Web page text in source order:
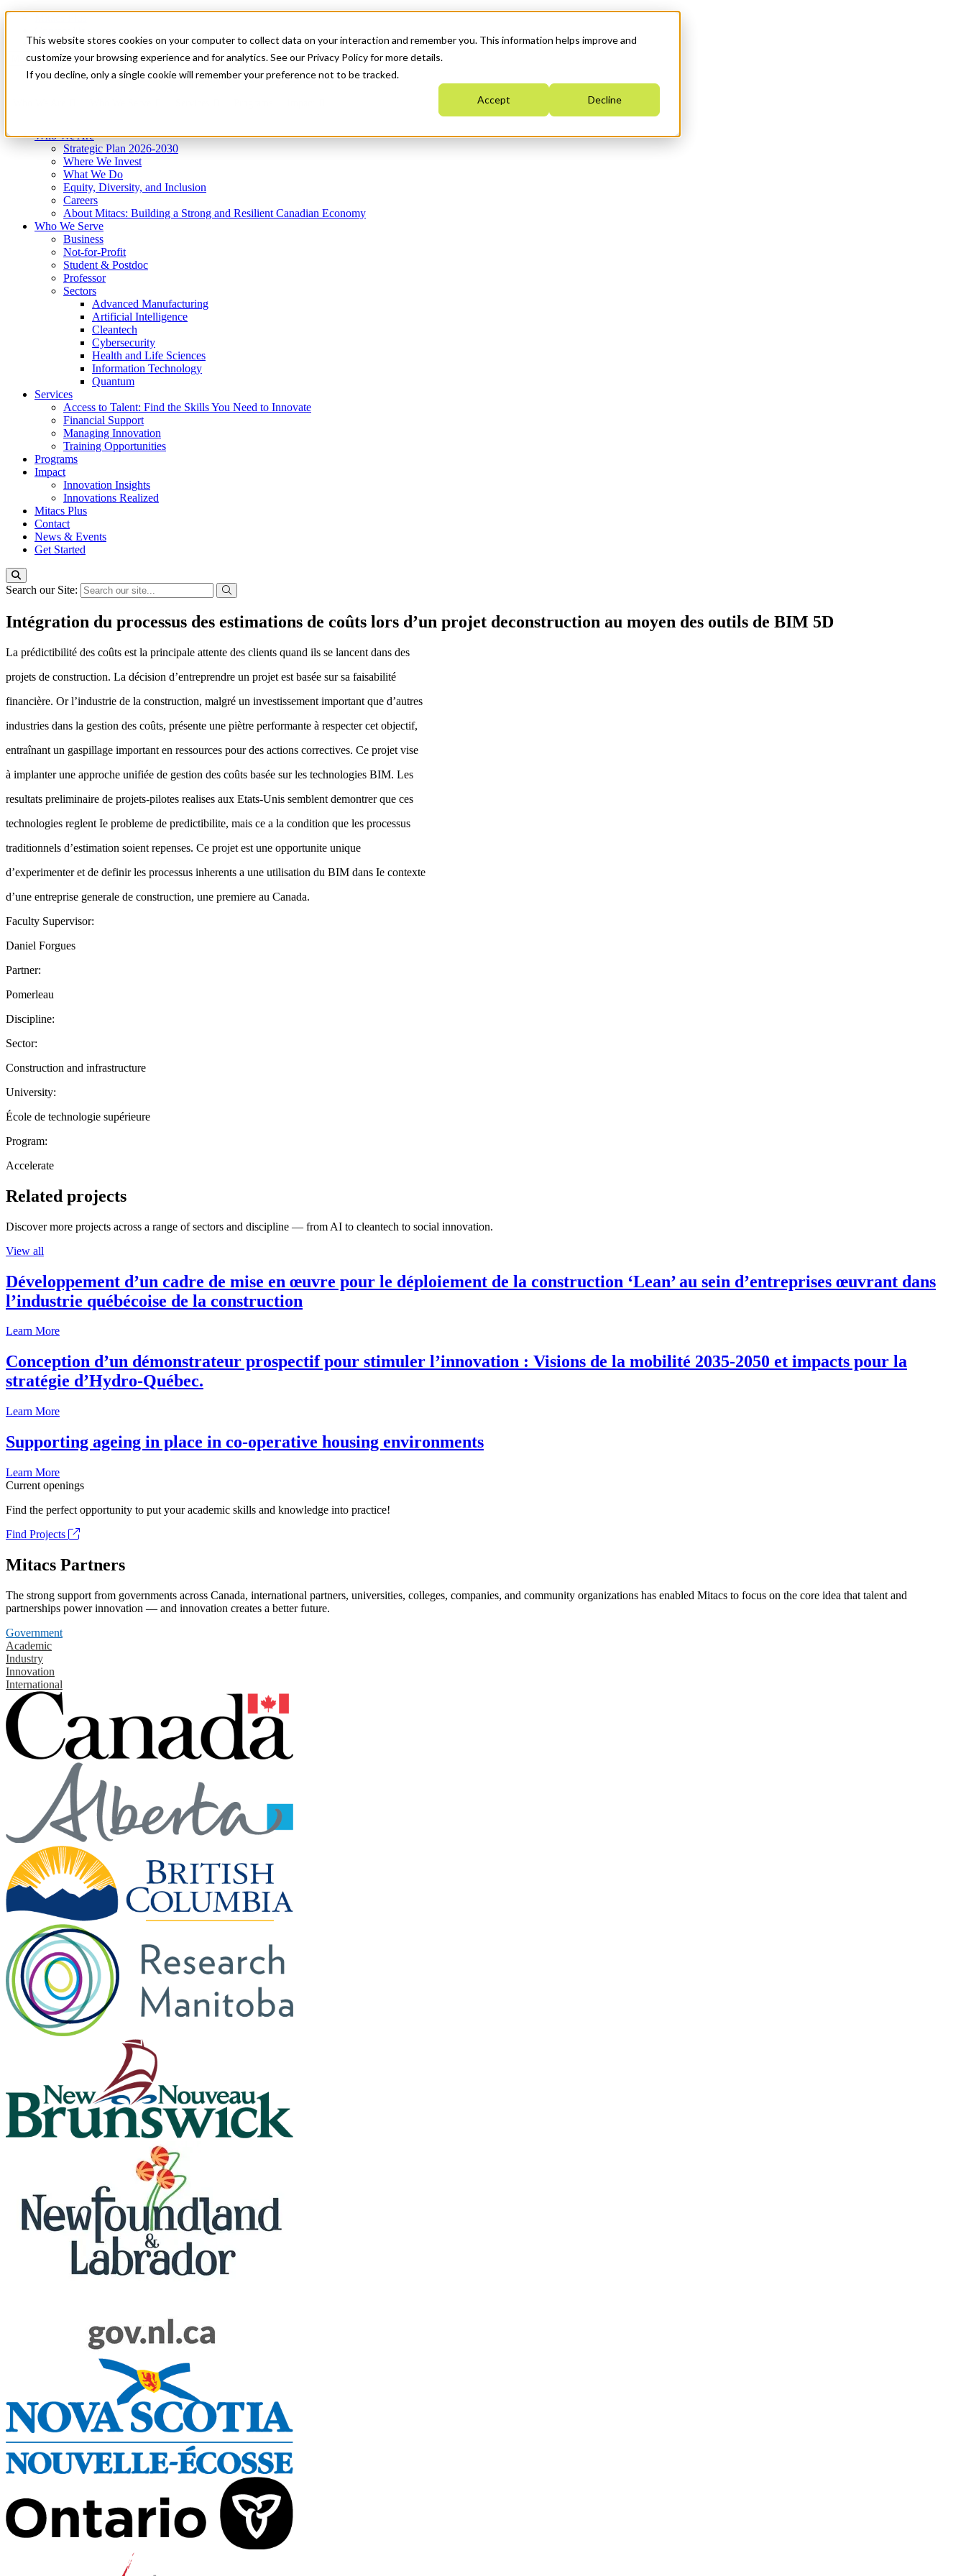
This website stores cookies on your computer to collect data on your interaction and remember you. This information helps improve and
customize your browsing experience and for analytics. See our Privacy Policy for more details.
If you decline, only a single cookie will remember your preference not to be tracked.
Accept Decline
News & Events
Get Started
Menu
Who We Are
Strategic Plan 2026-2030
Where We Invest
What We Do
Equity, Diversity, and Inclusion
Careers
About Mitacs: Building a Strong and Resilient Canadian Economy
Who We Serve
Business
Not-for-Profit
Student & Postdoc
Professor
Sectors
Advanced Manufacturing
Artificial Intelligence
Cleantech
Cybersecurity
Health and Life Sciences
Information Technology
Quantum
Services
Access to Talent: Find the Skills You Need to Innovate
Financial Support
Managing Innovation
Training Opportunities
Programs
Impact
Innovation Insights
Innovations Realized
Mitacs Plus
Contact
News & Events
Get Started
Search our Site:
Intégration du processus des estimations de coûts lors d’un projet deconstruction au moyen des outils de BIM 5D
La prédictibilité des coûts est la principale attente des clients quand ils se lancent dans des
projets de construction. La décision d’entreprendre un projet est basée sur sa faisabilité
financière. Or l’industrie de la construction, malgré un investissement important que d’autres
industries dans la gestion des coûts, présente une piètre performante à respecter cet objectif,
entraînant un gaspillage important en ressources pour des actions correctives. Ce projet vise
à implanter une approche unifiée de gestion des coûts basée sur les technologies BIM. Les
resultats preliminaire de projets-pilotes realises aux Etats-Unis semblent demontrer que ces
technologies reglent Ie probleme de predictibilite, mais ce a la condition que les processus
traditionnels d’estimation soient repenses. Ce projet est une opportunite unique
d’experimenter et de definir les processus inherents a une utilisation du BIM dans Ie contexte
d’une entreprise generale de construction, une premiere au Canada.
Faculty Supervisor:
Daniel Forgues
Partner:
Pomerleau
Discipline:
Sector:
Construction and infrastructure
University:
École de technologie supérieure
Program:
Accelerate
Related projects
Discover more projects across a range of sectors and discipline — from AI to cleantech to social innovation.
View all
Développement d’un cadre de mise en œuvre pour le déploiement de la construction ‘Lean’ au sein d’entreprises œuvrant dans
l’industrie québécoise de la construction
Learn More
Conception d’un démonstrateur prospectif pour stimuler l’innovation : Visions de la mobilité 2035-2050 et impacts pour la
stratégie d’Hydro-Québec.
Learn More
Supporting ageing in place in co-operative housing environments
Learn More
Current openings
Find the perfect opportunity to put your academic skills and knowledge into practice!
Find Projects
Mitacs Partners
The strong support from governments across Canada, international partners, universities, colleges, companies, and community organizations has enabled Mitacs to focus on the core idea that talent and
partnerships power innovation — and innovation creates a better future.
Government
Academic
Industry
Innovation
International